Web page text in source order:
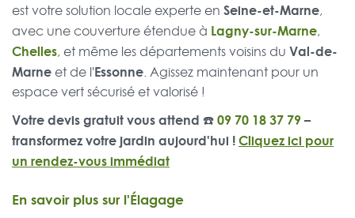
est votre solution locale experte en Seine-et-Marne,
avec une couverture étendue à Lagny-sur-Marne,
Chelles, et même les départements voisins du Val-de-
Marne et de l'Essonne. Agissez maintenant pour un
espace vert sécurisé et valorisé !
Votre devis gratuit vous attend ☎️09 70 18 37 79–
transformez votre jardin aujourd'hui !Cliquez ici pour
un rendez-vous immédiat
En savoir plus sur l'Élagage